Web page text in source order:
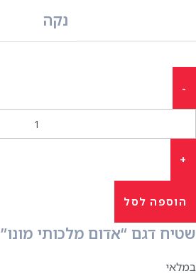
נקה
הוספה לסל
שטיח דגם “אדום מלכותי מונו”
במלאי